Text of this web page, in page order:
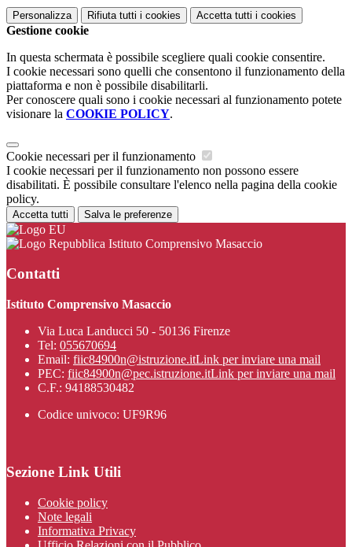
Personalizza Rifiuta tutti i cookies Accetta tutti i cookies
Gestione cookie
In questa schermata è possibile scegliere quali cookie consentire.
I cookie necessari sono quelli che consentono il funzionamento della
piattaforma e non è possibile disabilitarli.
Per conoscere quali sono i cookie necessari al funzionamento potete
visionare la COOKIE POLICY.
Cookie necessari per il funzionamento
I cookie necessari per il funzionamento non possono essere
disabilitati. È possibile consultare l'elenco nella pagina della cookie
policy.
Accetta tutti Salva le preferenze
Istituto Comprensivo Masaccio
Contatti
Istituto Comprensivo Masaccio
Via Luca Landucci 50 - 50136 Firenze
Tel: 055670694
Email: fiic84900n@istruzione.itLink per inviare una mail
PEC: fiic84900n@pec.istruzione.itLink per inviare una mail
C.F.: 94188530482
Codice univoco: UF9R96
Sezione Link Utili
Cookie policy
Note legali
Informativa Privacy